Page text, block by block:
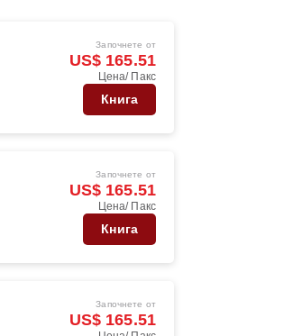
Започнете от
US$ 165.51
Цена/ Пакс
Книга
Започнете от
US$ 165.51
Цена/ Пакс
Книга
Започнете от
US$ 165.51